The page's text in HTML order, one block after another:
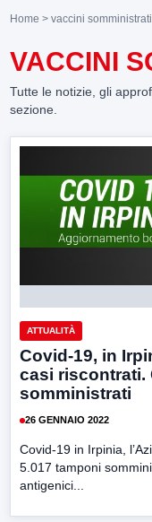
Home > vaccini somministrati
VACCINI
Tutte le notizie, gli
sezione.
ATTUALITÀ
Covid-19, in
casi riscontrati.
somministrati
26 GENNAIO 2022
Covid-19 in Irpinia,
5.017 tamponi
antigenici...